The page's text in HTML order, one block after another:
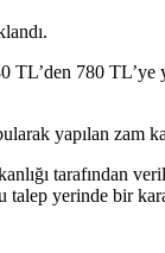
TL’den 780
yapılan zam
tarafından
yerinde bir